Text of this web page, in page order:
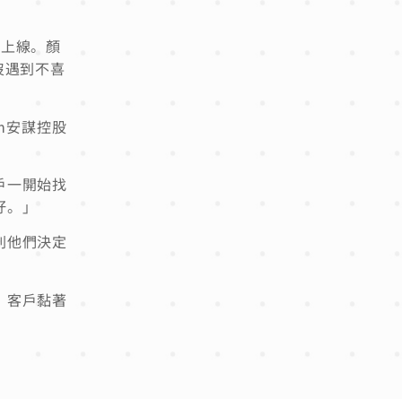
線。顏
到不喜
安謀控股
一開始找
」
他們決定
客戶黏著